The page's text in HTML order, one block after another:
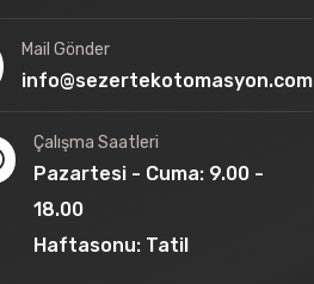
Mail Gönder
info@sezertekotomasyon.com
Çalışma Saatleri
Pazartesi - Cuma: 9.00 -
18.00
Haftasonu: Tatil